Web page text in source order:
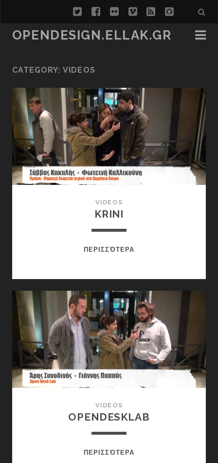
twitterfacebook
flickrvimeo
rss github
OPENDESIGN.ELLAK.GR
CATEGORY: VIDEOS
VIDEOS
KRINI
ΠΕΡΙΣΣΌΤΕΡΑKRINI
VIDEOS
OPENDESKLAB
ΠΕΡΙΣΣΌΤΕΡΑOPENDESKLAB